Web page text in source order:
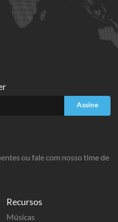
Recursos
Músicas
Assine
ou fale com nosso time de